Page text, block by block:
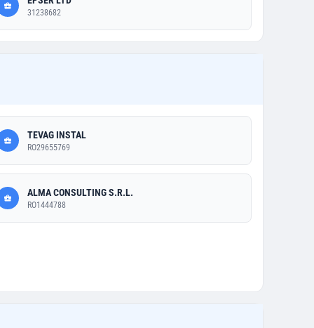
31238682
TEVAG INSTAL
RO29655769
ALMA CONSULTING S.R.L.
RO1444788